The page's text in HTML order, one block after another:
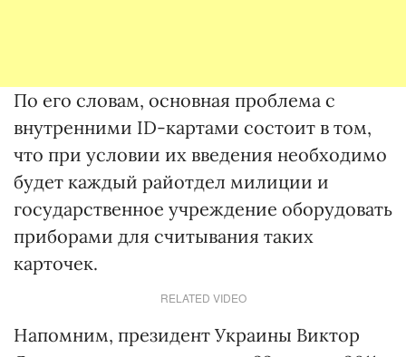
По его словам, основная проблема с
внутренними ID-картами состоит в том,
что при условии их введения необходимо
будет каждый райотдел милиции и
государственное учреждение оборудовать
приборами для считывания таких
карточек.
RELATED VIDEO
Напомним, президент Украины Виктор